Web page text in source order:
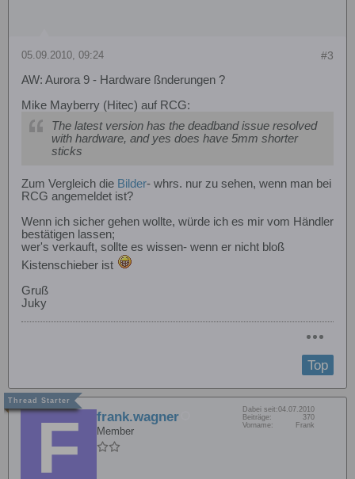
#3
05.09.2010, 09:24
AW: Aurora 9 - Hardware ßnderungen ?
Mike Mayberry (Hitec) auf RCG:
The latest version has the deadband issue resolved
with hardware, and yes does have 5mm shorter
sticks
Zum Vergleich die Bilder- whrs. nur zu sehen, wenn man bei
RCG angemeldet ist?
Wenn ich sicher gehen wollte, würde ich es mir vom Händler
bestätigen lassen;
wer's verkauft, sollte es wissen- wenn er nicht bloß
Kistenschieber ist
Gruß
Juky
Top
frank.wagner
Member
Dabei seit:04.07.2010
Beiträge:
370
Vorname:
Frank